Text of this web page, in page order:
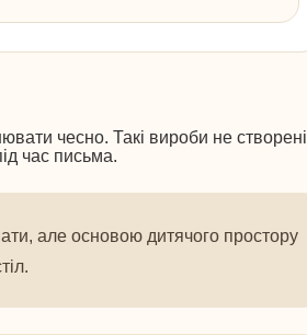
чесно. Такі вироби не створені
час письма.
але основою дитячого простору